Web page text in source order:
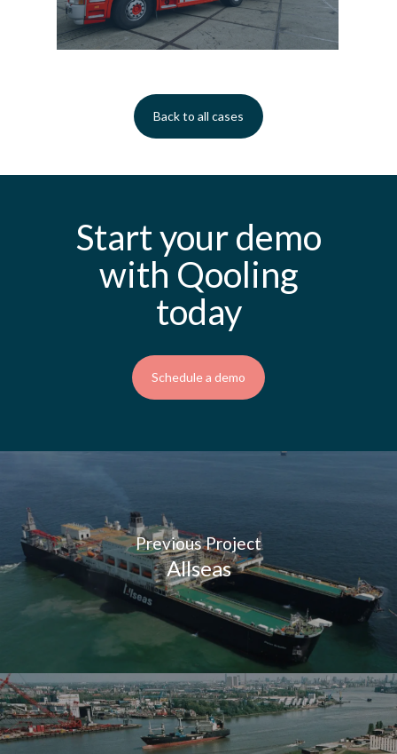
Back to all cases
Start your demo
with Qooling
today
Schedule a demo
Previous Project
Allseas